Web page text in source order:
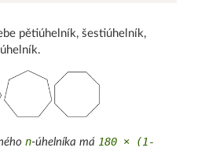
pětiúhelník, šestiúhelník,
n-úhelníka má 180 × (1-